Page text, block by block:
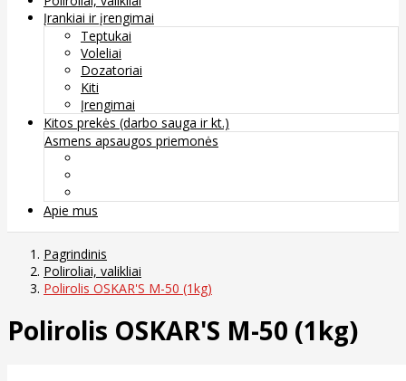
Įrankiai ir įrengimai
Teptukai
Voleliai
Dozatoriai
Kiti
Įrengimai
Kitos prekės (darbo sauga ir kt.)
Asmens apsaugos priemonės
Apie mus
Pagrindinis
Poliroliai, valikliai
Polirolis OSKAR'S M-50 (1kg)
Polirolis OSKAR'S M-50 (1kg)